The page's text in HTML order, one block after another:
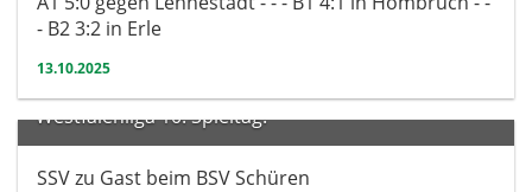
- B2 3:2 in Erle
13.10.2025
Herren
Westfalenliga 10. Spieltag:
SSV zu Gast beim BSV Schüren